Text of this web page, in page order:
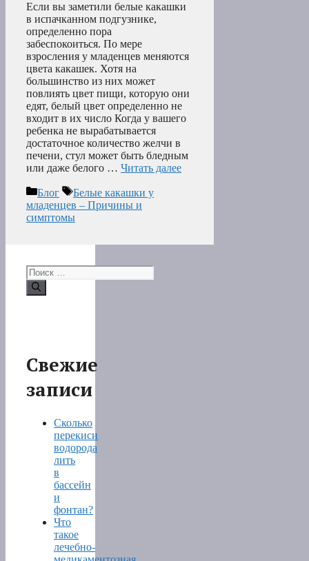
Если вы заметили белые какашки
в испачканном подгузнике,
определенно пора
забеспокоиться. По мере
взросления у младенцев меняются
цвета какашек. Хотя на
большинство из них может
повлиять цвет пищи, которую они
едят, белый цвет определенно не
входит в их число Когда у вашего
ребенка не вырабатывается
достаточное количество желчи в
печени, стул может быть бледным
или даже белого … Читать далее
Рубрики
Блог Метки
Белые какашки у
младенцев – Причины и
симптомы
Поиск:
Свежие
записи
Сколько
перекиси
водорода
лить
в
бассейн
и
фонтан?
Что
такое
лечебно-